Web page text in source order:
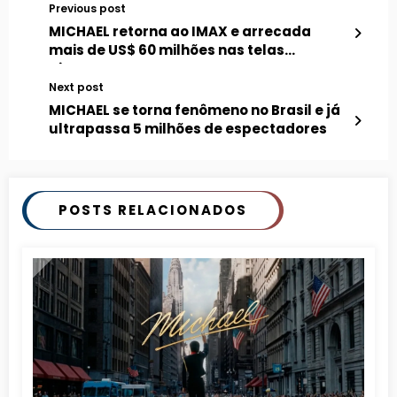
Previous post
MICHAEL retorna ao IMAX e arrecada
mais de US$ 60 milhões nas telas
gigantes
Next post
MICHAEL se torna fenômeno no Brasil e já
ultrapassa 5 milhões de espectadores
POSTS RELACIONADOS